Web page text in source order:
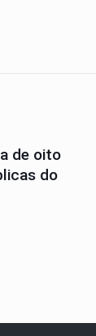
de oito
do